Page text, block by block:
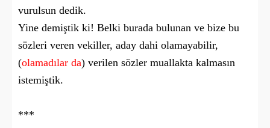
vurulsun dedik.
Yine demiştik ki! Belki burada bulunan ve bize bu
sözleri veren vekiller, aday dahi olamayabilir,
(olamadılar da) verilen sözler muallakta kalmasın
istemiştik.
***